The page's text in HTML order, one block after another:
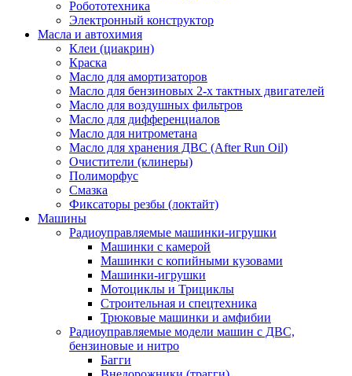
Робототехника
Электронный конструктор
Масла и автохимия
Клеи (циакрин)
Краска
Масло для амортизаторов
Масло для бензиновых 2-х тактных двигателей
Масло для воздушных фильтров
Масло для дифференциалов
Масло для нитрометана
Масло для хранения ДВС (After Run Oil)
Очистители (клинеры)
Полиморфус
Смазка
Фиксаторы резбы (локтайт)
Машины
Радиоуправляемые машинки-игрушки
Машинки с камерой
Машинки с копийными кузовами
Машинки-игрушки
Мотоциклы и Трициклы
Строительная и спецтехника
Трюковые машинки и амфибии
Радиоуправляемые модели машин с ДВС,
бензиновые и нитро
Багги